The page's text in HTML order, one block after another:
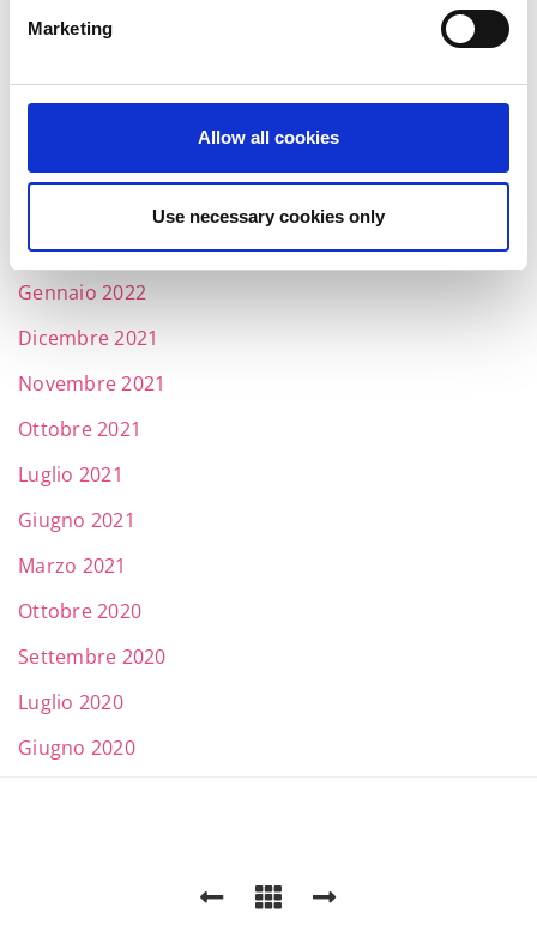
Marketing
Allow all cookies
Use necessary cookies only
Luglio 2022
Maggio 2022
Febbraio 2022
Gennaio 2022
Dicembre 2021
Novembre 2021
Ottobre 2021
Luglio 2021
Giugno 2021
Marzo 2021
Ottobre 2020
Settembre 2020
Luglio 2020
Giugno 2020